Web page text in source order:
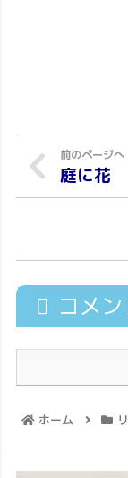
庭に花
コメン
ホーム